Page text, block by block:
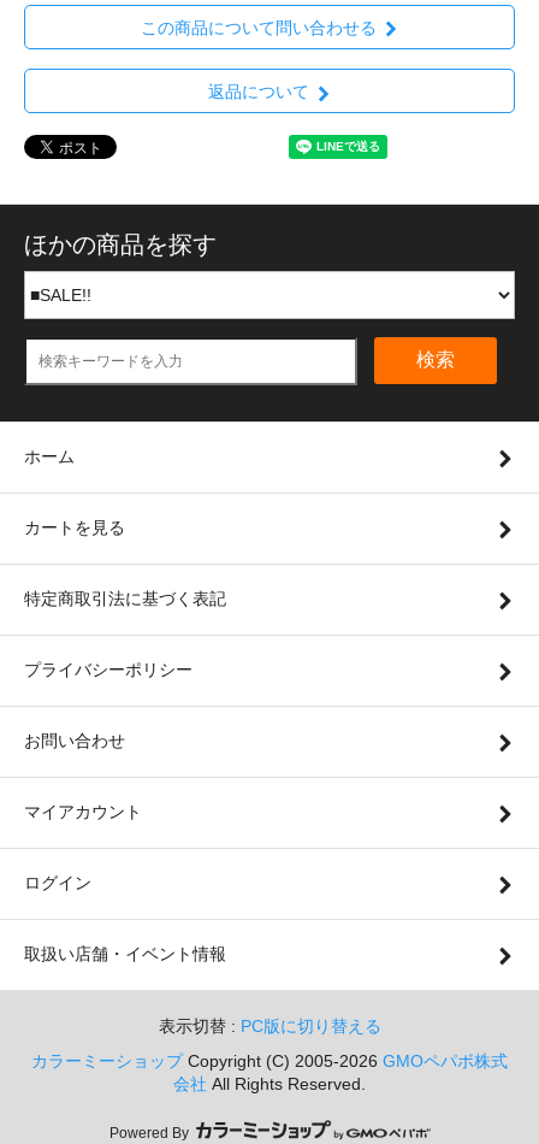
この商品について問い合わせる
返品について
ほかの商品を探す
検索
ホーム
カートを見る
特定商取引法に基づく表記
プライバシーポリシー
お問い合わせ
マイアカウント
ログイン
取扱い店舗・イベント情報
表示切替 : PC版に切り替える
カラーミーショップCopyright (C) 2005-2026 GMOペパボ株式
会社 All Rights Reserved.
Powered By